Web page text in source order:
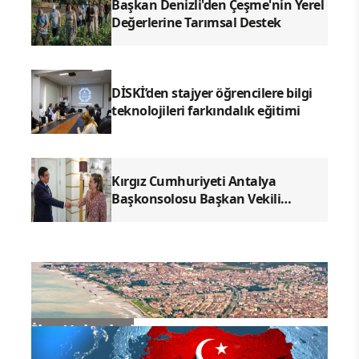
Başkan Denizli'den Çeşme'nin Yerel
Değerlerine Tarımsal Destek
DİSKİ’den stajyer öğrencilere bilgi
teknolojileri farkındalık eğitimi
Kırgız Cumhuriyeti Antalya
Başkonsolosu Başkan Vekili
İlçe Haberleri